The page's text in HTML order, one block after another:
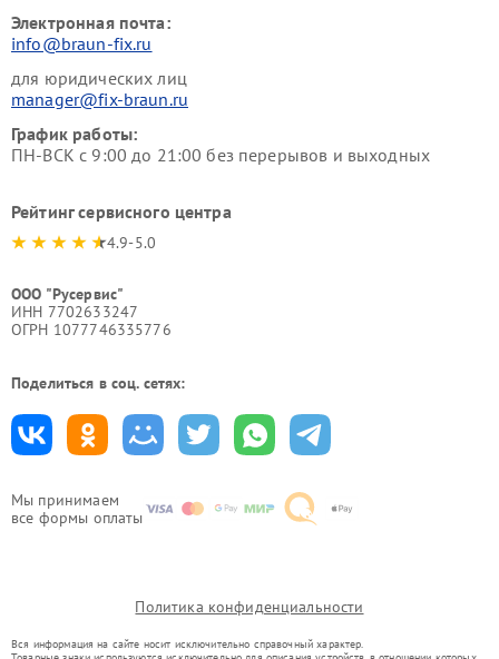
Мы принимаем
все формы оплаты
Электронная почта:
info@braun-fix.ru
для юридических лиц
manager@fix-braun.ru
График работы:
ПН-ВСК с 9:00 до 21:00 без перерывов и выходных
Рейтинг сервисного центра
4.9-5.0
ООО "Русервис"
ИНН 7702633247
ОГРН 1077746335776
Поделиться в соц. сетях:
Политика конфиденциальности
Вся информация на сайте носит исключительно справочный характер.